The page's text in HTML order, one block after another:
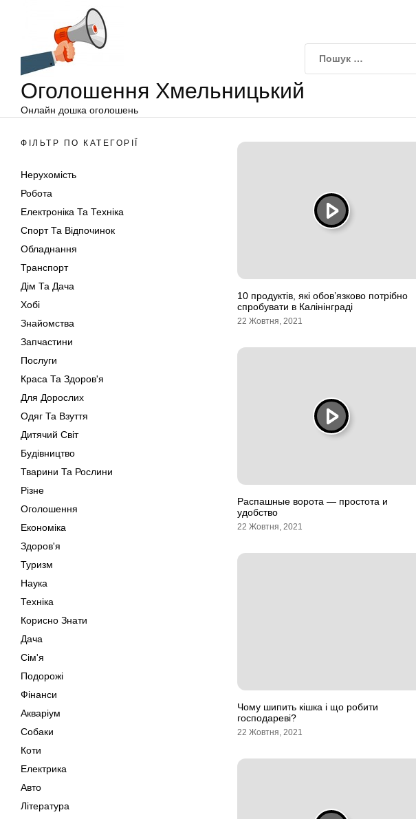
Оголошення Хмельницький
Онлайн дошка оголошень
ФІЛЬТР ПО КАТЕГОРІЇ
Нерухомість
Робота
Електроніка Та Техніка
Спорт Та Відпочинок
Обладнання
Транспорт
Дім Та Дача
Хобі
Знайомства
Запчастини
Послуги
Краса Та Здоров'я
Для Дорослих
Одяг Та Взуття
Дитячий Світ
Будівництво
Тварини Та Рослини
Різне
Оголошення
Економіка
Здоров'я
Туризм
Наука
Техніка
Корисно Знати
Дача
Сім'я
Подорожі
Фінанси
Акваріум
Собаки
Коти
Електрика
Авто
Література
10 продуктів, які обов’язково потрібно
спробувати в Калінінграді
22 Жовтня, 2021
Распашные ворота — простота и
удобство
22 Жовтня, 2021
Чому шипить кішка і що робити
господареві?
22 Жовтня, 2021